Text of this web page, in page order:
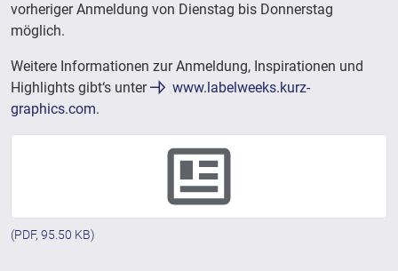
vorheriger Anmeldung von Dienstag bis Donnerstag
möglich.
Weitere Informationen zur Anmeldung, Inspirationen und
Highlights gibt‘s unter
www.labelweeks.kurz-
graphics.com.
(PDF, 95.50 KB)